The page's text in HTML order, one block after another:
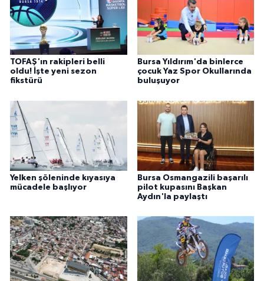
TOFAŞ'ın rakipleri belli
oldu! İşte yeni sezon
fikstürü
Bursa Yıldırım'da binlerce
çocuk Yaz Spor Okullarında
buluşuyor
Yelken şöleninde kıyasıya
mücadele başlıyor
Bursa Osmangazili başarılı
pilot kupasını Başkan
Aydın'la paylaştı